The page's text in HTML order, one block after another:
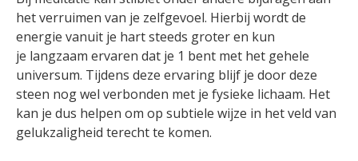
het verruimen van je zelfgevoel. Hierbij wordt de
energie vanuit je hart steeds groter en kun
je langzaam ervaren dat je 1 bent met het gehele
universum. Tijdens deze ervaring blijf je door deze
steen nog wel verbonden met je fysieke lichaam. Het
kan je dus helpen om op subtiele wijze in het veld van
gelukzaligheid terecht te komen.